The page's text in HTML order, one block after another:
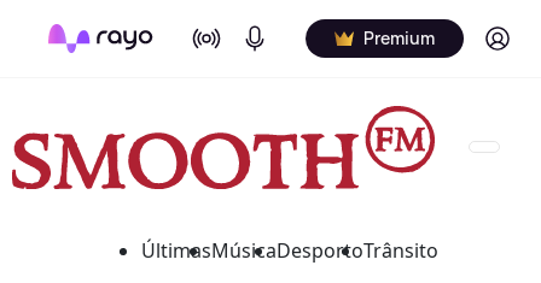
On Air Podcasts Premium Log in
ÚltimasMúsicaDesportoTrânsito